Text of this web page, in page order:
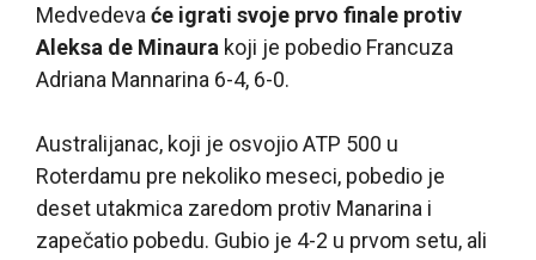
Medvedeva će igrati svoje prvo finale protiv
Aleksa de Minaura koji je pobedio Francuza
Adriana Mannarina 6-4, 6-0.
Australijanac, koji je osvojio ATP 500 u
Roterdamu pre nekoliko meseci, pobedio je
deset utakmica zaredom protiv Manarina i
zapečatio pobedu. Gubio je 4-2 u prvom setu, ali